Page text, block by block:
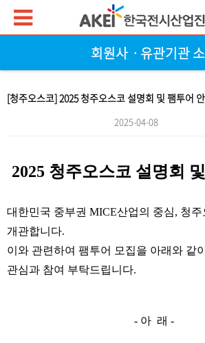
회원사ㆍ유관기관
[청주오스코] 2025 청주오스코 설명회 및 팸투어
2025-04-08
2025 청주오스코 설명회
대한민국 중부권 MICE산업의 중심, 청주
개관합니다.
이와 관련하여 팸투어 모집을 아래와 같
관심과 참여 부탁드립니다.
- 아 래 -